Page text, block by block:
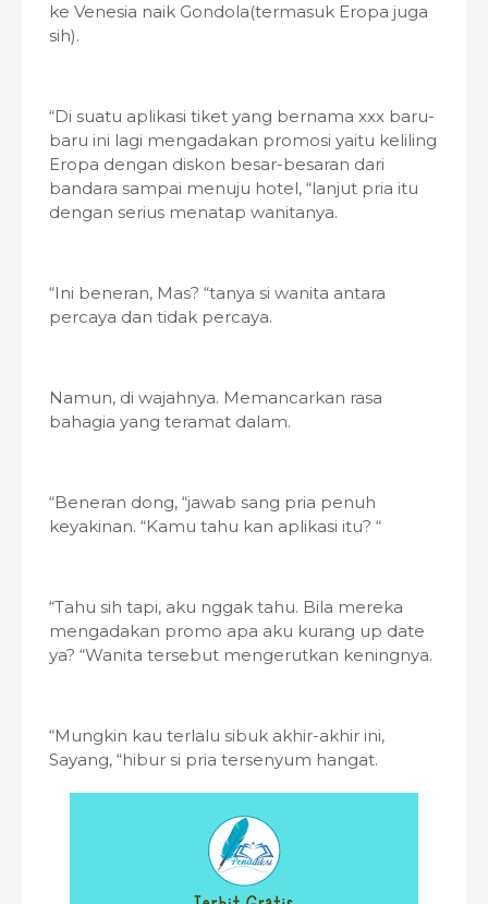
ke Venesia naik Gondola(termasuk Eropa juga
sih).
“Di suatu aplikasi tiket yang bernama xxx baru-
baru ini lagi mengadakan promosi yaitu keliling
Eropa dengan diskon besar-besaran dari
bandara sampai menuju hotel, “lanjut pria itu
dengan serius menatap wanitanya.
“Ini beneran, Mas? “tanya si wanita antara
percaya dan tidak percaya.
Namun, di wajahnya. Memancarkan rasa
bahagia yang teramat dalam.
“Beneran dong, “jawab sang pria penuh
keyakinan. “Kamu tahu kan aplikasi itu? “
“Tahu sih tapi, aku nggak tahu. Bila mereka
mengadakan promo apa aku kurang up date
ya? “Wanita tersebut mengerutkan keningnya.
“Mungkin kau terlalu sibuk akhir-akhir ini,
Sayang, “hibur si pria tersenyum hangat.